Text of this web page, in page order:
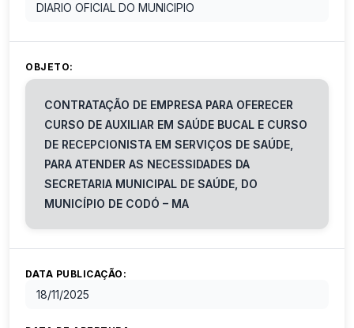
DIARIO OFICIAL DO MUNICIPIO
OBJETO:
CONTRATAÇÃO DE EMPRESA PARA OFERECER
CURSO DE AUXILIAR EM SAÚDE BUCAL E CURSO
DE RECEPCIONISTA EM SERVIÇOS DE SAÚDE,
PARA ATENDER AS NECESSIDADES DA
SECRETARIA MUNICIPAL DE SAÚDE, DO
MUNICÍPIO DE CODÓ – MA
DATA PUBLICAÇÃO:
18/11/2025